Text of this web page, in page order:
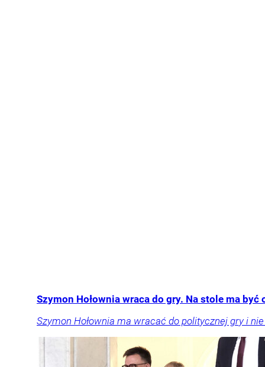
Szymon Hołownia wraca do gry. Na stole ma być
Szymon Hołownia ma wracać do politycznej gry i